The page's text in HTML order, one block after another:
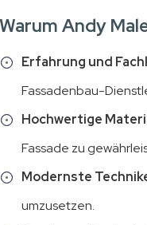
Warum Andy
Erfahrung und
Fassadenbau-
Hochwertige
Fassade zu
Modernste
umzusetzen.